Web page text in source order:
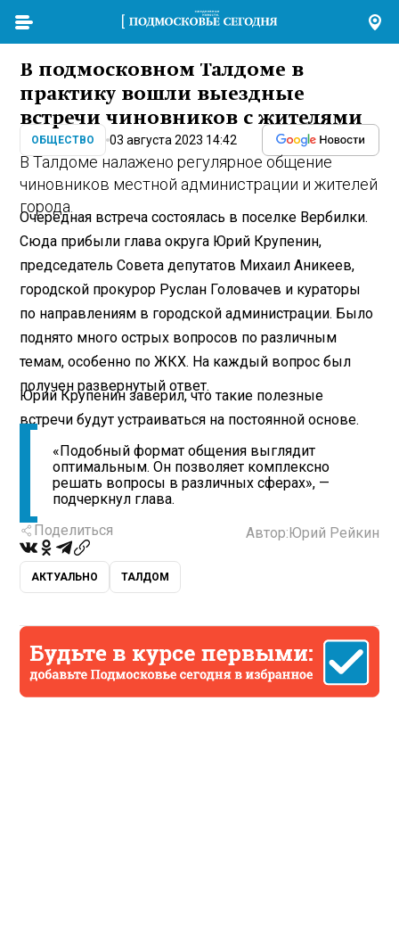
В подмосковном Талдоме в
практику вошли выездные
встречи чиновников с жителями
ОБЩЕСТВО 03 августа 2023 14:42
В Талдоме налажено регулярное общение
чиновников местной администрации и жителей
города.
Очередная встреча состоялась в поселке Вербилки.
Сюда прибыли глава округа Юрий Крупенин,
председатель Совета депутатов Михаил Аникеев,
городской прокурор Руслан Головачев и кураторы
по направлениям в городской администрации. Было
поднято много острых вопросов по различным
темам, особенно по ЖКХ. На каждый вопрос был
получен развернутый ответ.
Юрий Крупенин заверил, что такие полезные
встречи будут устраиваться на постоянной основе.
«Подобный формат общения выглядит
оптимальным. Он позволяет комплексно
решать вопросы в различных сферах», —
подчеркнул глава.
Поделиться
Автор: Юрий Рейкин
АКТУАЛЬНО ТАЛДОМ